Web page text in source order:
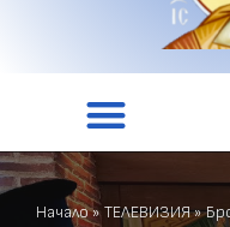
Начало»ТЕЛЕВИЗИЯ»